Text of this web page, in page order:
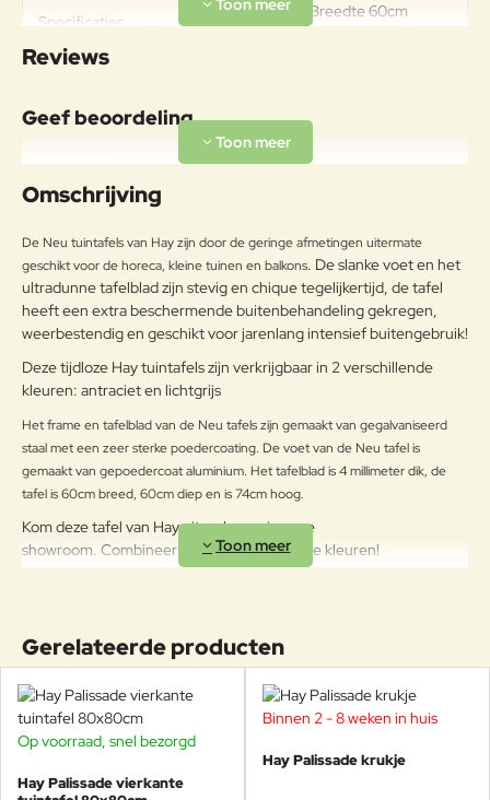
Specificaties
Lengte 60cm Breedte 60cm
Hoogte 74cm
KOOLSTOF, MET EEN
KOOLSTOFPERCENTAGE
Onderhoudsadvies
OM HET PRODUCT LANG IN
GOEDE STAAT TE BEHOUDEN,
ADVISEREN WIJ HET TIJDENS DE
WINTER OP EEN AFGESLOTEN
DROGE PLAATS TE BEWAREN
ZODAT CONDENSVORMING
PRODUCTEN DICHT BIJ DE ZEE
WORDEN OPGESLAGEN, IS HET
RAADZAAM VOOR HET
WINTERSEIZOEN EN OP
KWARTAALBASIS DE METALEN
OPPERVLAKKEN MET EEN
ZACHTE DOEK TE REINIGEN.
AUTOWAS. MOCHT U DE
LATEN STAAN IN DE WINTER,
BEHANDEL ZE DAN OP
VASELINE OF AUTOWAS, OOK IS
Reviews
Geef beoordeling
Uw naam:
g:
Note: HTML-code wordt niet vertaald!
Waarderin
Slecht
Verder
Omschrijving
De Neu tuintafels van Hay zijn door de geringe afmetingen uitermate
geschikt voor de horeca, kleine tuinen en balkons. De slanke voet en het
ultradunne tafelblad zijn stevig en chique tegelijkertijd, de tafel
heeft een extra beschermende buitenbehandeling gekregen,
weerbestendig en geschikt voor jarenlang intensief buitengebruik!
Deze tijdloze Hay tuintafels zijn verkrijgbaar in 2 verschillende
kleuren: antraciet en lichtgrijs
Het frame en tafelblad van de Neu tafels zijn gemaakt van gegalvaniseerd
staal met een zeer sterke poedercoating. De voet van de Neu tafel is
gemaakt van gepoedercoat aluminium. Het tafelblad is 4 millimeter dik, de
tafel is 60cm breed, 60cm diep en is 74cm hoog.
Kom deze tafel van Hay uitproberen in onze
showroom. Combineer met de verschillende kleuren!
Gerelateerde producten
-17%
Op voorraad, snel bezorgd
Hay Palissade vierkante
-18%
Binnen 2 - 8 weken in huis
Hay Palissade krukje